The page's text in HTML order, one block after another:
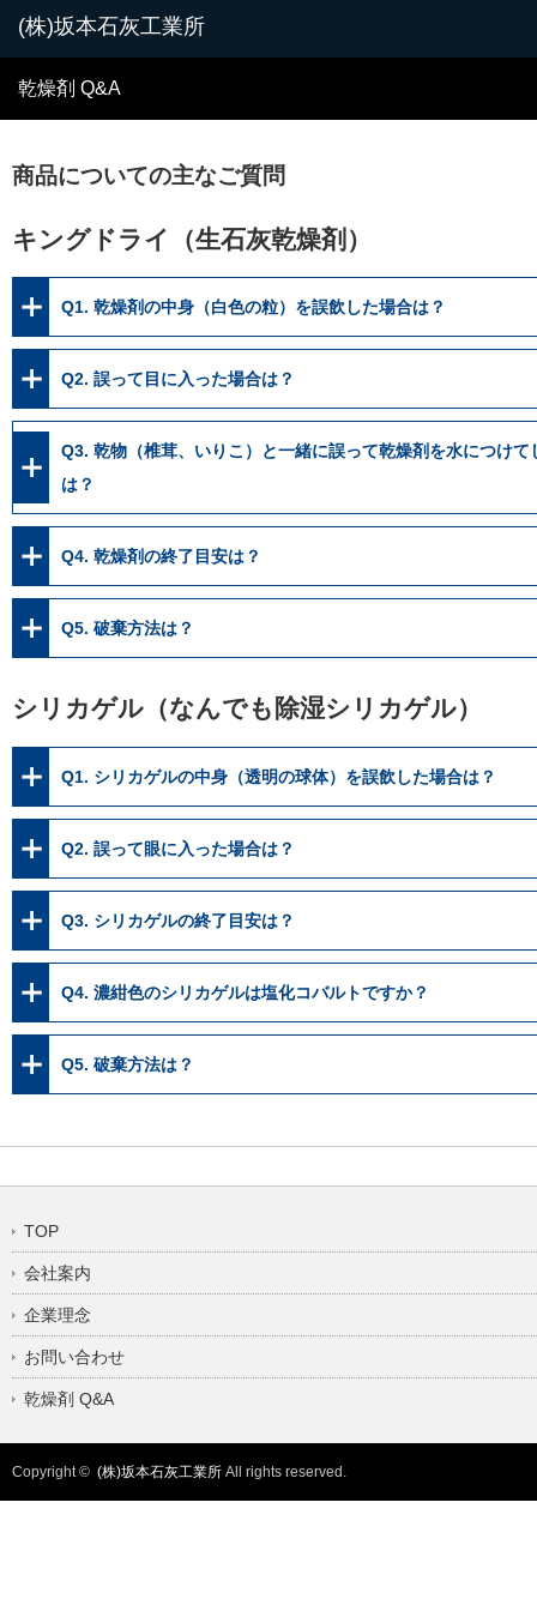
乾燥剤 Q&A
商品についての主なご質問
キングドライ（生石灰乾燥剤）
Q1. 乾燥剤の中身（白色の粒）を誤飲した場合は？
Q2. 誤って目に入った場合は？
Q3. 乾物（椎茸、いりこ）と一緒に誤って乾燥剤を水につけて
は？
Q4. 乾燥剤の終了目安は？
Q5. 破棄方法は？
シリカゲル（なんでも除湿シリカゲル）
Q1. シリカゲルの中身（透明の球体）を誤飲した場合は？
Q2. 誤って眼に入った場合は？
Q3. シリカゲルの終了目安は？
Q4. 濃紺色のシリカゲルは塩化コバルトですか？
Q5. 破棄方法は？
TOP
会社案内
企業理念
お問い合わせ
乾燥剤 Q&A
Copyright © (株)坂本石灰工業所 All rights reserved.